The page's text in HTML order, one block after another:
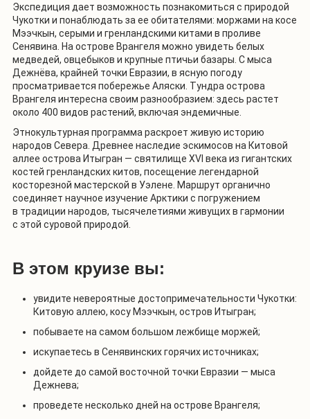
Экспедиция дает возможность познакомиться с природой
Чукотки и понаблюдать за ее обитателями: моржами на косе
Мээчкын, серыми и гренландскими китами в проливе
Сенявина. На острове Врангеля можно увидеть белых
медведей, овцебыков и крупные птичьи базары. С мыса
Дежнёва, крайней точки Евразии, в ясную погоду
просматривается побережье Аляски. Тундра острова
Врангеля интересна своим разнообразием: здесь растет
около 400 видов растений, включая эндемичные.
Этнокультурная программа раскроет живую историю
народов Севера. Древнее наследие эскимосов на Китовой
аллее острова Итыгран — святилище XVI века из гигантских
костей гренландских китов, посещение легендарной
косторезной мастерской в Уэлене. Маршрут органично
соединяет научное изучение Арктики с погружением
в традиции народов, тысячелетиями живущих в гармонии
с этой суровой природой.
В этом круизе вы:
увидите невероятные достопримечательности Чукотки:
Китовую аллею, косу Мээчкын, остров Итыгран;
побываете на самом большом лежбище моржей;
искупаетесь в Сенявинских горячих источниках;
дойдете до самой восточной точки Евразии — мыса
Дежнева;
проведете несколько дней на острове Врангеля;